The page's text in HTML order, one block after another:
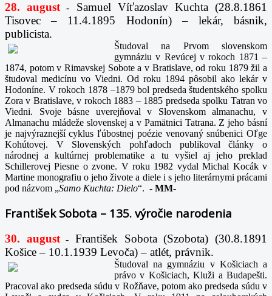
28. august -
Samuel Víťazoslav Kuchta (28.8.1861
Tisovec – 11.4.1895 Hodonín) – lekár, básnik,
publicista.
Študoval na Prvom slovenskom
gymnáziu v Revúcej v rokoch 1871 –
1874, potom v Rimavskej Sobote a v Bratislave, od roku 1879 žil a
študoval medicínu vo Viedni. Od roku 1894 pôsobil ako lekár v
Hodoníne. V rokoch 1878 –1879 bol predseda študentského spolku
Zora v Bratislave, v rokoch 1883 – 1885 predseda spolku Tatran vo
Viedni. Svoje básne uverejňoval v Slovenskom almanachu, v
Almanachu mládeže slovenskej a v Pamätnici Tatrana. Z jeho básní
je najvýraznejší cyklus ľúbostnej poézie venovaný snúbenici Oľge
Kohútovej. V Slovenských pohľadoch publikoval články o
národnej a kultúrnej problematike a tu vyšiel aj jeho preklad
Schillerovej Piesne o zvone. V roku 1982 vydal Michal Kocák v
Martine monografiu o jeho živote a diele i s jeho literárnymi prácami
pod názvom „Samo Kuchta: Dielo“. - MM-
František Sobota – 135. výročie narodenia
30. august-
František Sobota (Szobota) (30.8.1891
Košice – 10.1.1939 Levoča) – atlét, právnik.
Študoval na gymnáziu v Košiciach a
právo v Košiciach, Kluži a Budapešti.
Pracoval ako predseda súdu v Rožňave, potom ako predseda súdu v